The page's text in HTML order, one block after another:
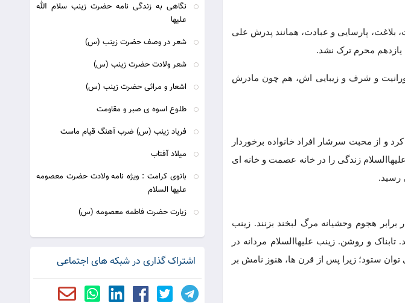
بلاغت، پارسایی و عبادت، همانند پدرش علی
محرم ترک نشد.
و شرف و زیبایی اش، هم چون مادرش
و از محبت سرشار افراد خانواده برخوردار
زندگی را در خانه عصمت و خانه ای
رسید.
هجوم وحشیانه مرگ لبخند بزنند. زینب
و روشن. زینب علیهاالسلام مردانه در
ستود؛ زیرا پس از قرن ها، هنوز نامش بر
نگاهی به زندگی نامه حضرت زینب سلام الله
علیها
شعر در وصف حضرت زینب (س)
شعر ولادت حضرت زینب (س)
اشعار و مراثی حضرت زینب (س)
طلوع اسوه ی صبر و مقاومت
فریاد زینب (س) ضرب آهنگ قیام ماست
میلاد آفتاب
بانوی کرامت : ویژه نامه ولادت حضرت معصومه
علیها السلام
زیارت حضرت فاطمه معصومه (س)
اشتراک گذاری در شبکه های اجتماعی